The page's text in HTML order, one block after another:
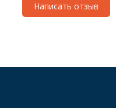
Написать отзыв